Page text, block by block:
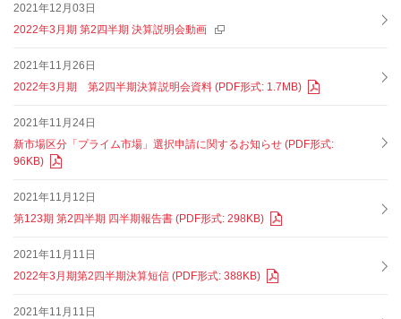
2021年12月03日
2022年3月期 第2四半期 決算説明会動画
2021年11月26日
2022年3月期 第2四半期決算説明会資料 (PDF形式: 1.7MB)
2021年11月24日
新市場区分「プライム市場」選択申請に関するお知らせ (PDF形式:
96KB)
2021年11月12日
第123期 第2四半期 四半期報告書 (PDF形式: 298KB)
2021年11月11日
2022年3月期第2四半期決算短信 (PDF形式: 388KB)
2021年11月11日